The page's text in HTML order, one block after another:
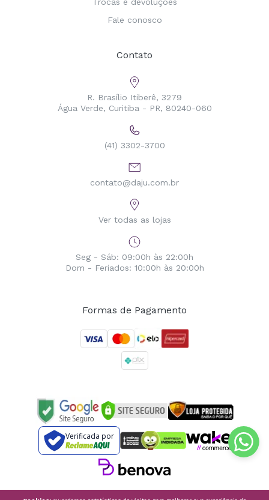
Trocas e devoluções
Fale conosco
Contato
R. Brasílio Itiberê, 3279
Água Verde, Curitiba - PR, 80240-060
(41) 3302-3700
contato@daju.com.br
Ver todas as lojas
Seg - Sáb: 09:00h às 22:00h
Dom - Feriados: 10:00h às 20:00h
Formas de Pagamento
Verificada por